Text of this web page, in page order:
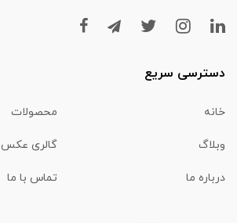
دسترسی سریع
خانه محصولات
وبلاگ گالری عکس
درباره ما تماس با ما